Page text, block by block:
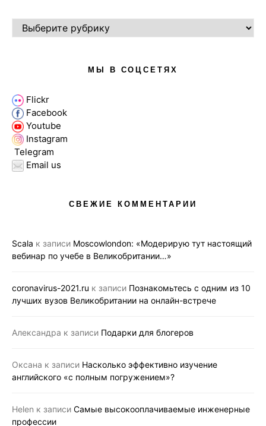
МЫ В СОЦСЕТЯХ
Flickr
Facebook
Youtube
Instagram
Telegram
Email us
СВЕЖИЕ КОММЕНТАРИИ
Scala к записи Moscowlondon: «Модерирую тут настоящий
вебинар по учебе в Великобритании…»
coronavirus-2021.ru к записи Познакомьтесь с одним из 10
лучших вузов Великобритании на онлайн-встрече
Александра к записи Подарки для блогеров
Оксана к записи Насколько эффективно изучение
английского «с полным погружением»?
Helen к записи Самые высокооплачиваемые инженерные
профессии